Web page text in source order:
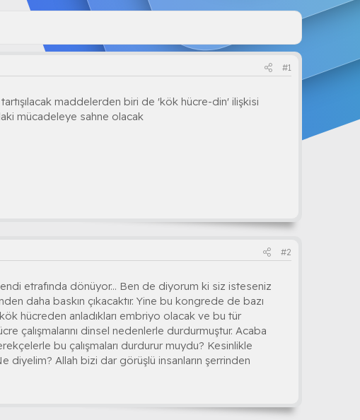
#1
maddelerden biri de 'kök hücre-din' ilişkisi
mücadeleye sahne olacak
#2
etrafında dönüyor... Ben de diyorum ki siz isteseniz
daha baskın çıkacaktır. Yine bu kongrede de bazı
hücreden anladıkları embriyo olacak ve bu tür
çalışmalarını dinsel nedenlerle durdurmuştur. Acaba
bu çalışmaları durdurur muydu? Kesinlikle
diyelim? Allah bizi dar görüşlü insanların şerrinden